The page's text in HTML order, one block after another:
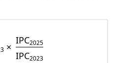
×
IPC2025
IPC2023